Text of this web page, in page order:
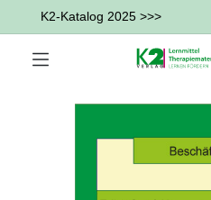
K2-Katalog 2025 >>>